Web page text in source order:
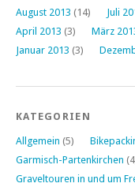
August 2013 (14) Juli
April 2013 (3) März
Januar 2013 (3)
KATEGORIEN
Allgemein (5)
Garmisch-Partenkirchen
Graveltouren in und um